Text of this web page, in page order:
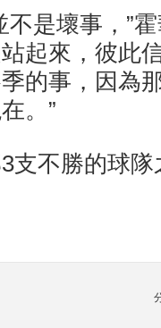
是壞事，”霍
起來，彼此
的事，因為
。”
不勝的球隊